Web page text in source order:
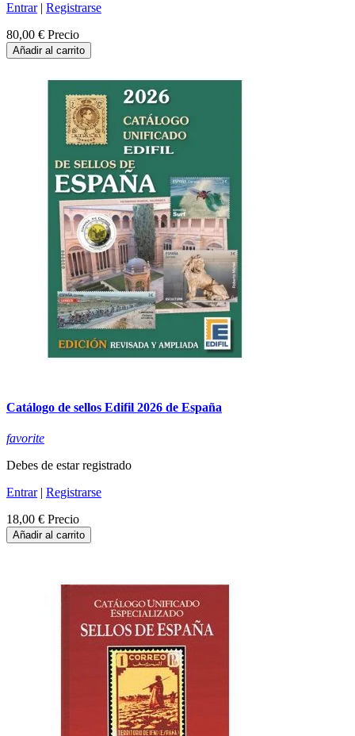
Entrar| Registrarse
80,00 € Precio
Añadir al carrito
Catálogo de sellos Edifil 2026 de España
favorite
Debes de estar registrado
Entrar| Registrarse
18,00 € Precio
Añadir al carrito